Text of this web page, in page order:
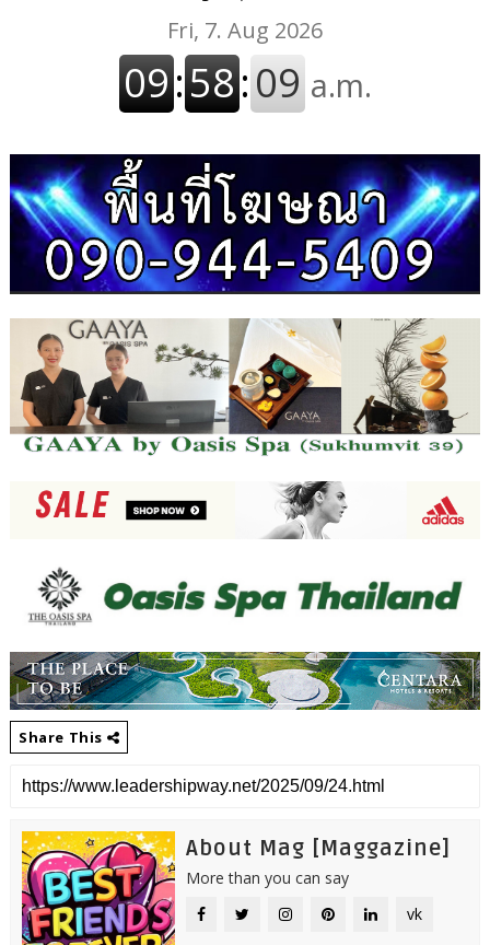
Share This
About Mag [Maggazine]
More than you can say
vk